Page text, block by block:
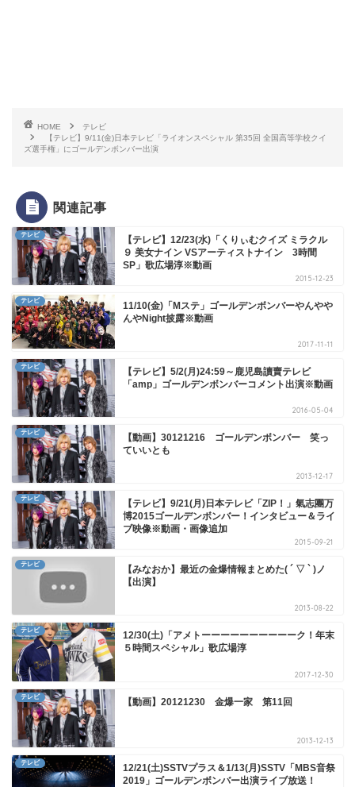
HOME
テレビ
【テレビ】9/11(金)日本テレビ「ライオンスペシャル 第35回 全国高等学校クイ
ズ選手権」にゴールデンボンバー出演
関連記事
テレビ
【テレビ】12/23(水)「くりぃむクイズ ミラクル
９ 美女ナイン VSアーティストナイン 3時間
SP」歌広場淳※動画
2015-12-23
テレビ
11/10(金)「Mステ」ゴールデンボンバーやんやや
んやNight披露※動画
2017-11-11
テレビ
【テレビ】5/2(月)24:59～鹿児島讀賣テレビ
「amp」ゴールデンボンバーコメント出演※動画
2016-05-04
テレビ
【動画】30121216 ゴールデンボンバー 笑っ
ていいとも
2013-12-17
テレビ
【テレビ】9/21(月)日本テレビ「ZIP！」氣志團万
博2015ゴールデンボンバー！インタビュー＆ライ
ブ映像※動画・画像追加
2015-09-21
テレビ
【みなおか】最近の金爆情報まとめた( ´ ▽ ` )ノ
【出演】
2013-08-22
テレビ
12/30(土)「アメトーーーーーーーーーーク！年末
５時間スペシャル」歌広場淳
2017-12-30
テレビ 【動画】20121230 金爆一家 第11回
2013-12-13
テレビ
12/21(土)SSTVプラス＆1/13(月)SSTV「MBS音祭
2019」ゴールデンボンバー出演ライブ放送！